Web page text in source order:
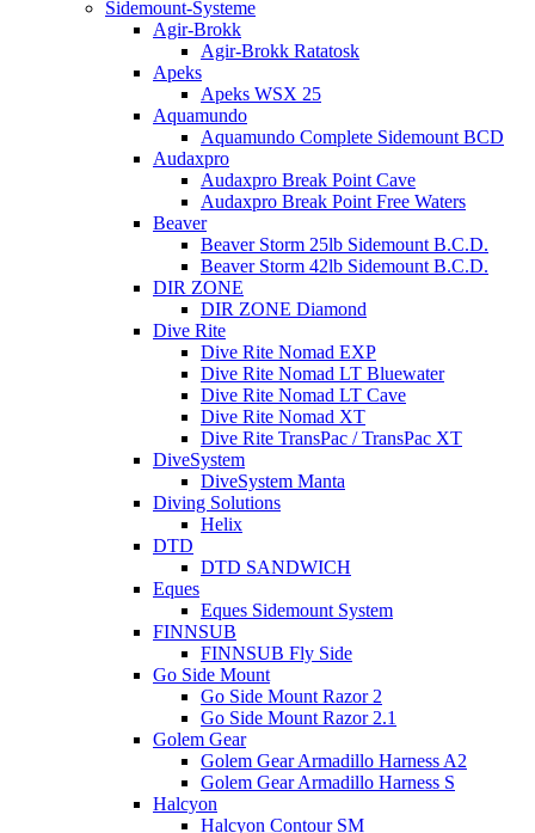
Sidemount-Systeme
Agir-Brokk
Agir-Brokk Ratatosk
Apeks
Apeks WSX 25
Aquamundo
Aquamundo Complete Sidemount BCD
Audaxpro
Audaxpro Break Point Cave
Audaxpro Break Point Free Waters
Beaver
Beaver Storm 25lb Sidemount B.C.D.
Beaver Storm 42lb Sidemount B.C.D.
DIR ZONE
DIR ZONE Diamond
Dive Rite
Dive Rite Nomad EXP
Dive Rite Nomad LT Bluewater
Dive Rite Nomad LT Cave
Dive Rite Nomad XT
Dive Rite TransPac / TransPac XT
DiveSystem
DiveSystem Manta
Diving Solutions
Helix
DTD
DTD SANDWICH
Eques
Eques Sidemount System
FINNSUB
FINNSUB Fly Side
Go Side Mount
Go Side Mount Razor 2
Go Side Mount Razor 2.1
Golem Gear
Golem Gear Armadillo Harness A2
Golem Gear Armadillo Harness S
Halcyon
Halcyon Contour SM